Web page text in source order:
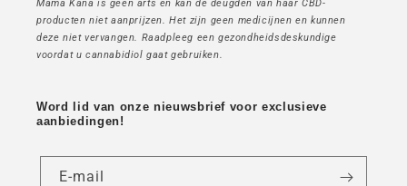
Mama Kana is geen arts en kan de deugden van haar CBD-
producten niet aanprijzen. Het zijn geen medicijnen en kunnen
deze niet vervangen. Raadpleeg een gezondheidsdeskundige
voordat u cannabidiol gaat gebruiken.
Word lid van onze nieuwsbrief voor exclusieve
aanbiedingen!
E-mail